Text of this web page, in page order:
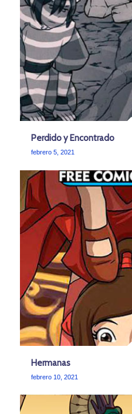
Perdido y Encontrado
febrero 5, 2021
Hermanas
febrero 10, 2021